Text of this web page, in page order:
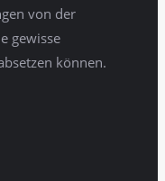
von der
gewisse
können.